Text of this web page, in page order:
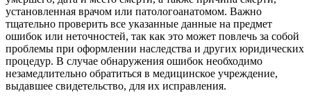
установленная врачом или патологоанатомом. Важно
тщательно проверить все указанные данные на предмет
ошибок или неточностей, так как это может повлечь за собой
проблемы при оформлении наследства и других юридических
процедур. В случае обнаружения ошибок необходимо
незамедлительно обратиться в медицинское учреждение,
выдавшее свидетельство, для их исправления.